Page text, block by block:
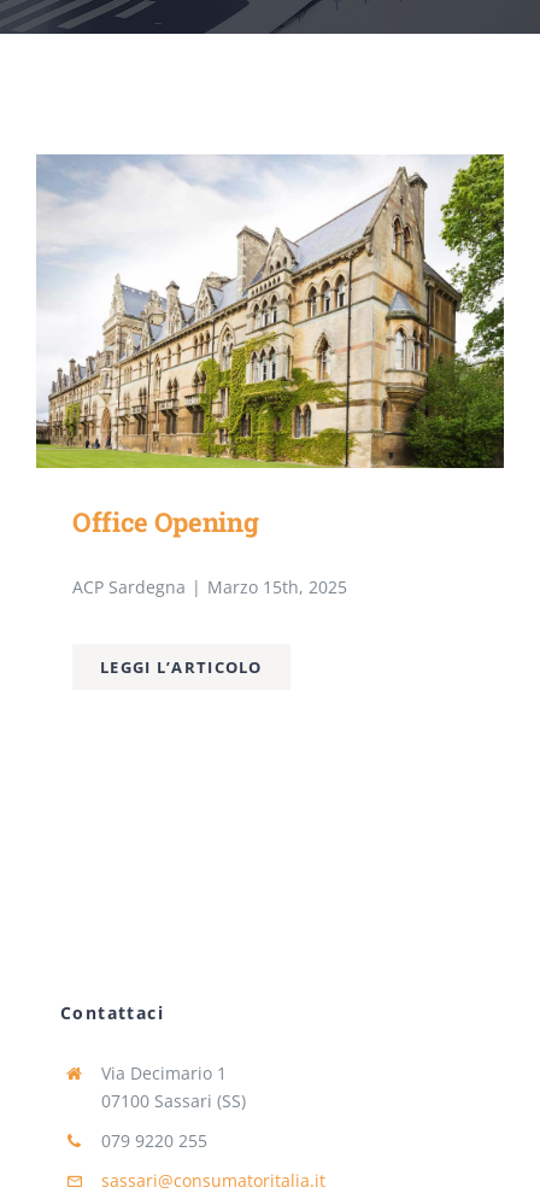
CONTATTI
Office Opening
ACP Sardegna | Marzo 15th, 2025
LEGGI L’ARTICOLO
Contattaci
Via Decimario 1
07100 Sassari (SS)
079 9220 255
sassari@consumatoritalia.it